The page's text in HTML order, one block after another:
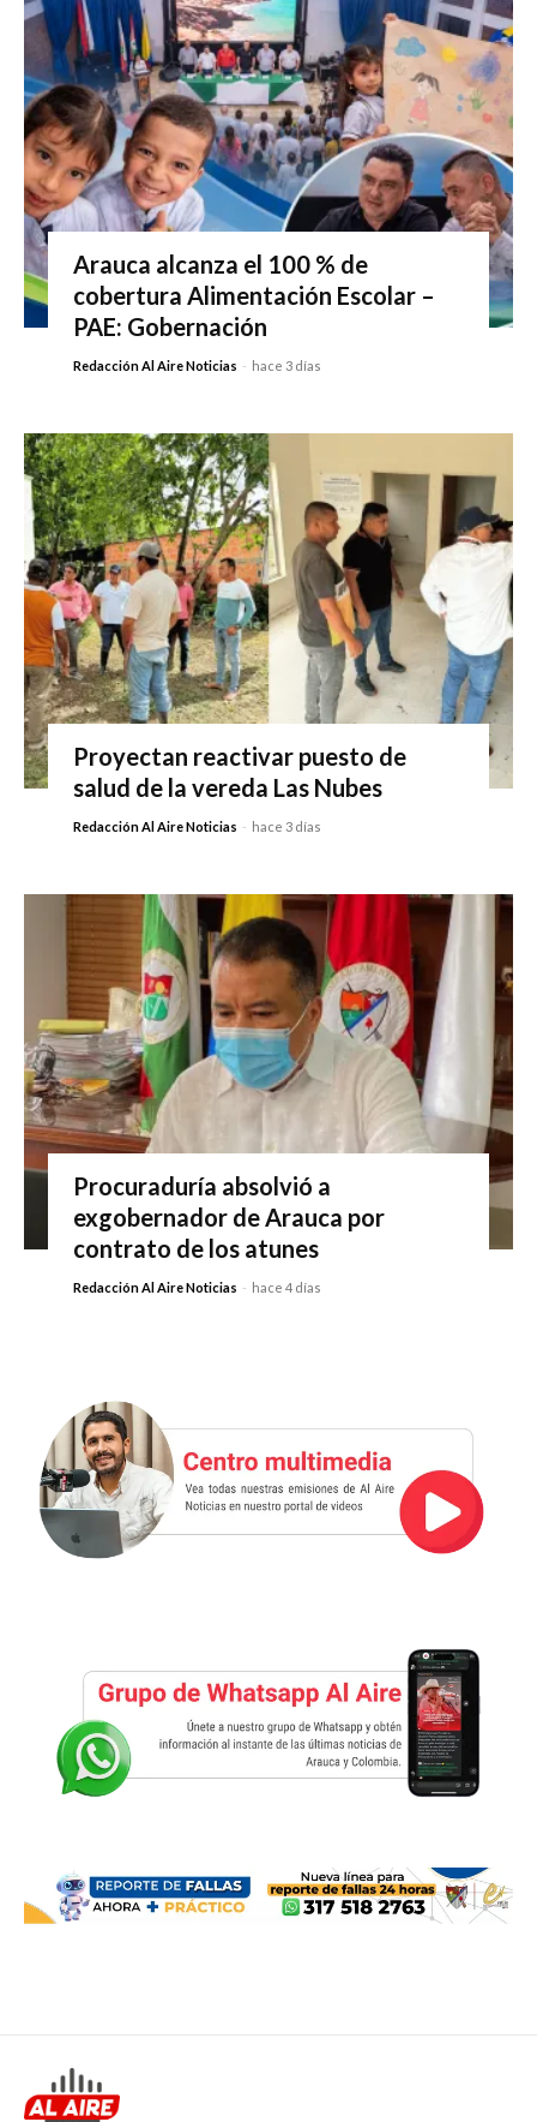
Arauca alcanza el 100 % de
cobertura Alimentación Escolar –
PAE: Gobernación
Redacción Al Aire Noticias - hace 3 días
Proyectan reactivar puesto de
salud de la vereda Las Nubes
Redacción Al Aire Noticias - hace 3 días
Procuraduría absolvió a
exgobernador de Arauca por
contrato de los atunes
Redacción Al Aire Noticias - hace 4 días